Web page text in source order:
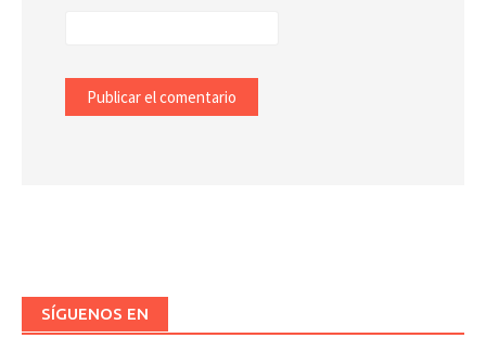
SÍGUENOS EN